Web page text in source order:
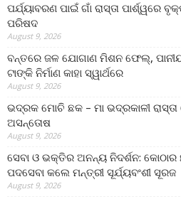
ପର୍ଯ୍ୟାବରଣ ପାଇଁ ଗାଁ ରାସ୍ତା ପାର୍ଶ୍ୱରେ
ପରିଷଦ
August 9, 2026
ବନ୍ତରେ ଜଳ ଯୋଗାଣ ମିଶନ ଫେଲ୍‌,
ଟାଙ୍କି ନିର୍ମାଣ କାହା ସ୍ୱାର୍ଥରେ
August 9, 2026
ଭଦ୍ରକ ମୋଚି ଛକ – ମା ଭଦ୍ରକାଳୀ
ଅସନ୍ତୋଷ
August 9, 2026
ସେବା ଓ ଭକ୍ତିର ଅନନ୍ୟ ନିଦର୍ଶନ:
ପଦସେବା କଲେ ମନ୍ତ୍ରୀ ସୂର୍ଯ୍ୟବଂଶୀ ସୂରଜ
August 9, 2026